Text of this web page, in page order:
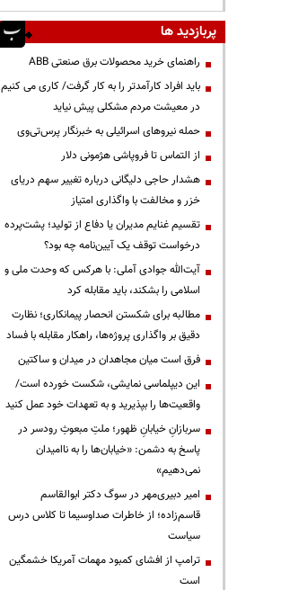
پربازدید ها
راهنمای خرید محصولات برق صنعتی ABB
باید افراد کارآمدتر را به کار گرفت/ کاری می کنیم
در معیشت مردم مشکلی پیش نیاید
حمله نیروهای اسرائیلی به خبرنگار پرس‌تی‌وی
از التماس تا فروپاشی هژمونی دلار
هشدار حاجی دلیگانی درباره تغییر سهم دریای
خزر و مخالفت با واگذاری امتیاز
تقسیم غنایم مدیران یا دفاع از تولید؛ پشت‌پرده
درخواست توقف یک آیین‌نامه چه بود؟
آیت‌الله جوادی آملی: با هرکس که وحدت ملی و
اسلامی را بشکند، باید مقابله کرد
مطالبه برای شکستن انحصار پیمانکاری؛ نظارت
دقیق بر واگذاری پروژه‌ها، راهکار مقابله با فساد
فرق است میان مجاهدان در میدان و ساکتین
این دیپلماسی نمایشی، شکست خورده است/
واقعیت‌ها را بپذیرید و به تعهدات خود عمل کنید
سربازانِ خیابانِ ظهور؛ ملتِ مبعوثِ رودسر در
پاسخ به دشمن: «خیابان‌ها را به ناامیدان
نمی‌دهیم»
امیر دبیری‌مهر در سوگ دکتر ابوالقاسم
قاسم‌زاده؛ از خاطرات صداوسیما تا کلاس درس
سیاست
ترامپ از افشای کمبود مهمات آمریکا خشمگین
است